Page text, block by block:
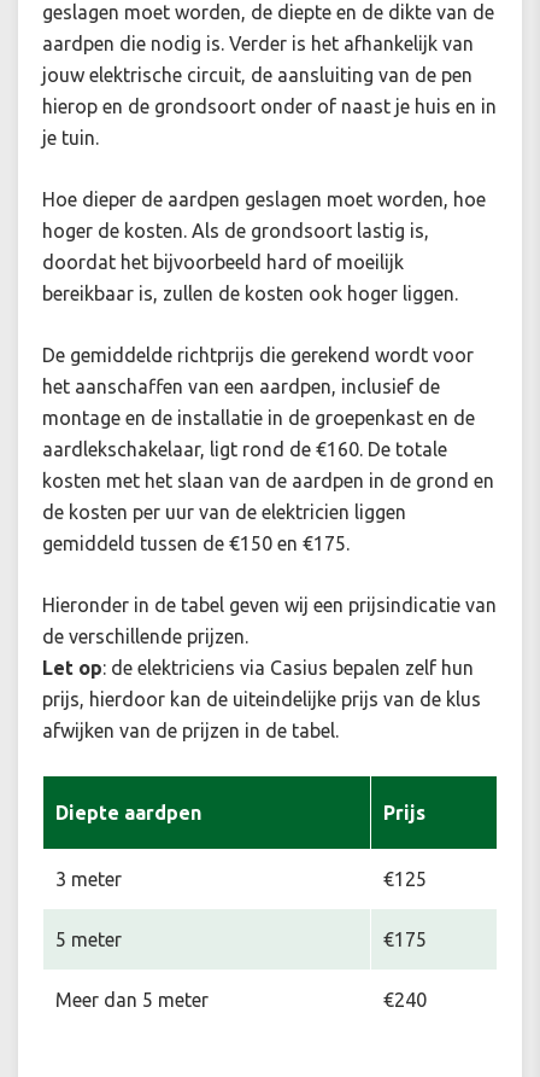
geslagen moet worden, de diepte en de dikte van de
aardpen die nodig is. Verder is het afhankelijk van
jouw elektrische circuit, de aansluiting van de pen
hierop en de grondsoort onder of naast je huis en in
je tuin.
Hoe dieper de aardpen geslagen moet worden, hoe
hoger de kosten. Als de grondsoort lastig is,
doordat het bijvoorbeeld hard of moeilijk
bereikbaar is, zullen de kosten ook hoger liggen.
De gemiddelde richtprijs die gerekend wordt voor
het aanschaffen van een aardpen, inclusief de
montage en de installatie in de groepenkast en de
aardlekschakelaar, ligt rond de €160. De totale
kosten met het slaan van de aardpen in de grond en
de kosten per uur van de elektricien liggen
gemiddeld tussen de €150 en €175.
Hieronder in de tabel geven wij een prijsindicatie van
de verschillende prijzen.
Let op: de elektriciens via Casius bepalen zelf hun
prijs, hierdoor kan de uiteindelijke prijs van de klus
afwijken van de prijzen in de tabel.
Diepte aardpen Prijs
3 meter €125
5 meter €175
Meer dan 5 meter €240